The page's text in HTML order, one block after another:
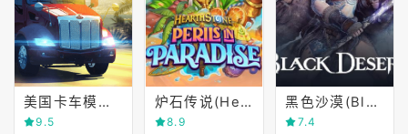
美国卡车模拟(American Truck Simulator)
9.5
炉石传说(Hearthstone)
8.9
黑色沙漠(Black Desert Online)
7.4